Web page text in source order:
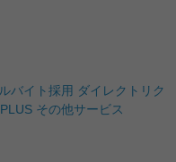
バイト採用 ダイレクトリク
その他サービス